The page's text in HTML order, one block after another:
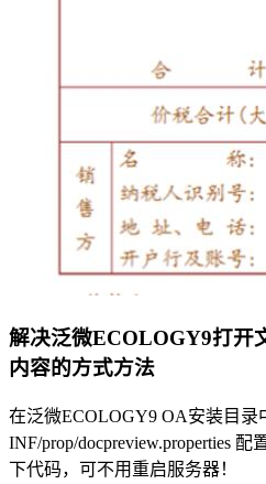
解决泛微ECOLOGY9打开
内容的方式方法
在泛微ECOLOGY9 OA安装目录
INF/prop/docpreview.properties
下代码，可不用重启服务器！